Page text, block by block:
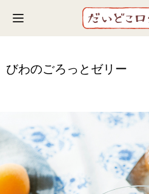
Toggle navigation
びわのごろっとゼリー